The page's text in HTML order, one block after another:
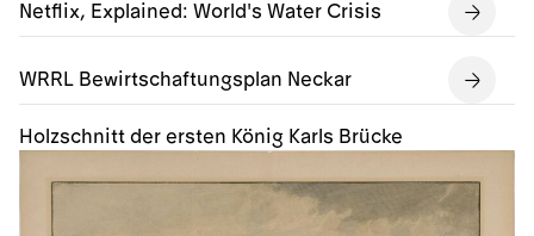
Netflix, Explained: World's Water Crisis
WRRL Bewirtschaftungsplan Neckar
Holzschnitt der ersten König Karls Brücke